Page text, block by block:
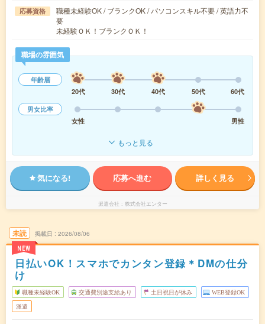
応募資格
職種未経験OK / ブランクOK / パソコンスキル不要 / 英語力不
要
未経験ＯＫ！ブランクＯＫ！
職場の雰囲気
年齢層
20代
30代 40代 50代
60代
男女比率
女性
男性
もっと見る
気になる! 応募へ進む 詳しく見る
派遣会社 株式会社エンター
未読
NEW
掲載日 2026/08/06
日払いOK！スマホでカンタン登録＊DMの仕分
け
職種未経験OK 交通費別途支給あり 土日祝日が休み WEB登録OK
派遣